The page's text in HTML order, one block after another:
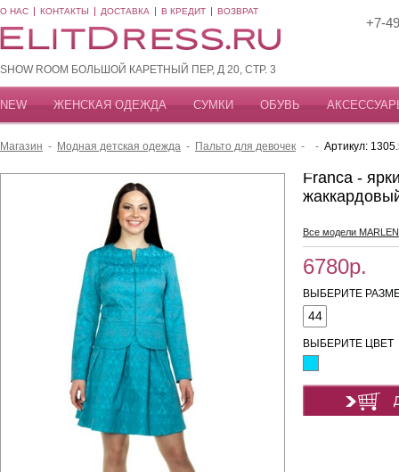
О НАС КОНТАКТЫ ДОСТАВКА В КРЕДИТ ВОЗВРАТ
SHOW ROOM БОЛЬШОЙ КАРЕТНЫЙ ПЕР, Д 20, СТР. 3
+7-
NEW ЖЕНСКАЯ ОДЕЖДА СУМКИ ОБУВЬ
Магазин - Модная детская одежда - Пальто для девочек - - Артикул:
Franca -
Все модели
6780р.
ВЫБЕРИТЕ
44
ВЫБЕРИТЕ ЦВЕТ